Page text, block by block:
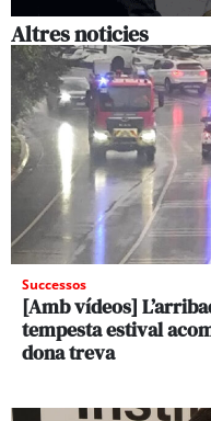
Altres noticies
Successos
[Amb vídeos]
tempesta estival
dona treva